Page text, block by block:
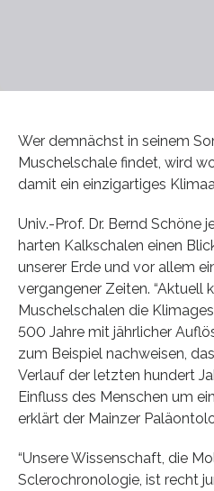
Wer demnächst in seinem
Muschelschale findet, wird
damit ein einzigartiges
Univ.-Prof. Dr. Bernd Schöne
harten Kalkschalen einen
unserer Erde und vor allem
vergangener Zeiten. “Aktuell
Muschelschalen die
500 Jahre mit jährlicher
zum Beispiel nachweisen,
Verlauf der letzten hundert
Einfluss des Menschen um
erklärt der Mainzer
“Unsere Wissenschaft, die
Sclerochronologie, ist recht